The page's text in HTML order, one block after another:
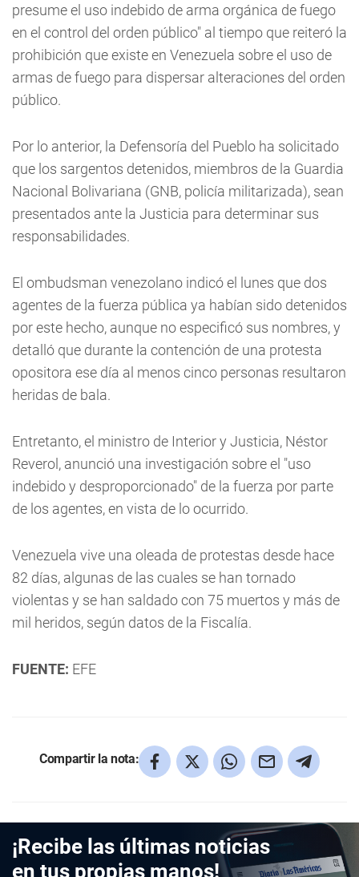
presume el uso indebido de arma orgánica de fuego
en el control del orden público" al tiempo que reiteró la
prohibición que existe en Venezuela sobre el uso de
armas de fuego para dispersar alteraciones del orden
público.
Por lo anterior, la Defensoría del Pueblo ha solicitado
que los sargentos detenidos, miembros de la Guardia
Nacional Bolivariana (GNB, policía militarizada), sean
presentados ante la Justicia para determinar sus
responsabilidades.
El ombudsman venezolano indicó el lunes que dos
agentes de la fuerza pública ya habían sido detenidos
por este hecho, aunque no especificó sus nombres, y
detalló que durante la contención de una protesta
opositora ese día al menos cinco personas resultaron
heridas de bala.
Entretanto, el ministro de Interior y Justicia, Néstor
Reverol, anunció una investigación sobre el "uso
indebido y desproporcionado" de la fuerza por parte
de los agentes, en vista de lo ocurrido.
Venezuela vive una oleada de protestas desde hace
82 días, algunas de las cuales se han tornado
violentas y se han saldado con 75 muertos y más de
mil heridos, según datos de la Fiscalía.
FUENTE: EFE
Compartir la nota:
¡Recibe las últimas noticias
en tus propias manos!